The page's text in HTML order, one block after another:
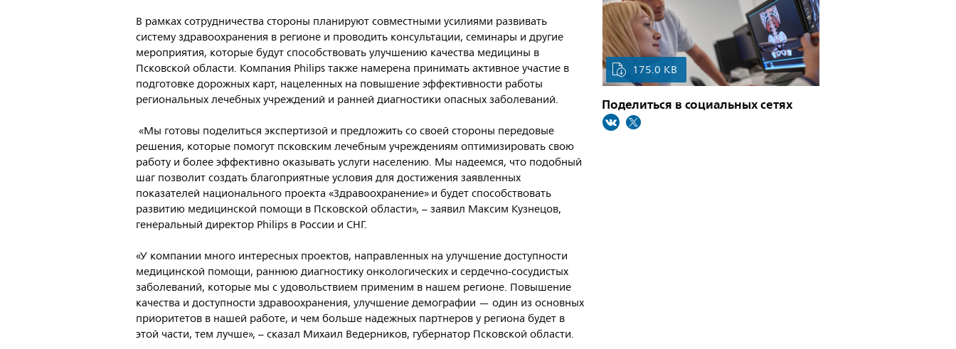
В рамках сотрудничества стороны планируют совместными усилиями развивать
систему здравоохранения в регионе и проводить консультации, семинары и другие
мероприятия, которые будут способствовать улучшению качества медицины в
Псковской области. Компания Philips также намерена принимать активное участие в
подготовке дорожных карт, нацеленных на повышение эффективности работы
региональных лечебных учреждений и ранней диагностики опасных заболеваний.
«Мы готовы поделиться экспертизой и предложить со своей стороны передовые
решения, которые помогут псковским лечебным учреждениям оптимизировать свою
работу и более эффективно оказывать услуги населению. Мы надеемся, что подобный
шаг позволит создать благоприятные условия для достижения заявленных
показателей национального проекта «Здравоохранение» и будет способствовать
развитию медицинской помощи в Псковской области», – заявил Максим Кузнецов,
генеральный директор Philips в России и СНГ.
«У компании много интересных проектов, направленных на улучшение доступности
медицинской помощи, раннюю диагностику онкологических и сердечно-сосудистых
заболеваний, которые мы с удовольствием применим в нашем регионе. Повышение
качества и доступности здравоохранения, улучшение демографии — один из основных
приоритетов в нашей работе, и чем больше надежных партнеров у региона будет в
этой части, тем лучше», – сказал Михаил Ведерников, губернатор Псковской области.
175.0 KB
Поделиться в социальных сетях